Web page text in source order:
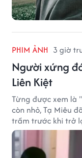
PHIM ẢNH 3 giờ
Người xứng
Liên Kiệt
Từng được xem là
còn nhỏ, Tạ Miêu
trầm trước khi trở
sở trường võ thuật.